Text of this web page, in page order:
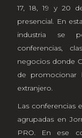
17, 18, 19 y 20
presencial. En
industria se
conferencias,
negocios donde
de promocionar
extranjero.
Las conferencias
agrupadas en
PRO. En ese